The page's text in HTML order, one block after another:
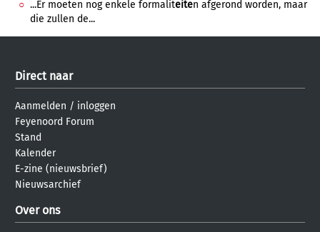
...Er moeten nog enkele formaliteiten afgerond worden, maar
die zullen de...
Direct naar
Aanmelden / inloggen
Feyenoord Forum
Stand
Kalender
E-zine (nieuwsbrief)
Nieuwsarchief
Over ons